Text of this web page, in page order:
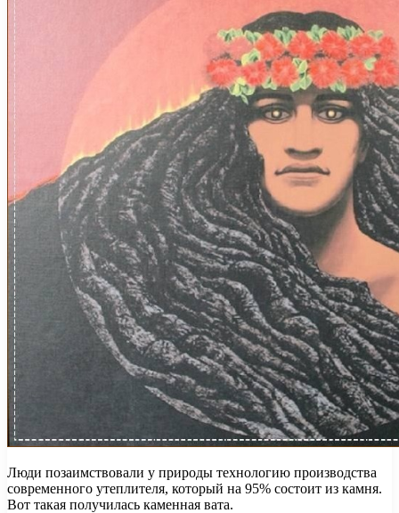
Люди позаимствовали у природы технологию производства
современного утеплителя, который на 95% состоит из камня.
Вот такая получилась каменная вата.